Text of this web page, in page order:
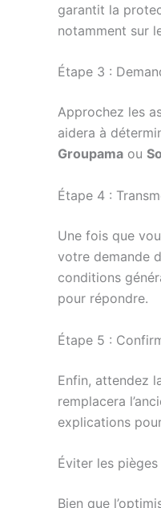
garantit la
notamment sur
Étape 3 :
Approchez les
aidera à
Groupama ou
Étape 4 :
Une fois que
votre demande
conditions
pour répondre.
Étape 5 :
Enfin, attendez
remplacera
explications
Éviter les
Bien que